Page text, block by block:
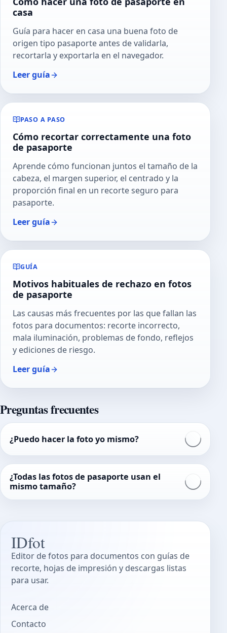
casa
Guía para hacer en casa una buena foto de
origen tipo pasaporte antes de validarla,
recortarla y exportarla en el navegador.
Leer guía
PASO A PASO
Cómo recortar correctamente una foto
de pasaporte
Aprende cómo funcionan juntos el tamaño de la
cabeza, el margen superior, el centrado y la
proporción final en un recorte seguro para
pasaporte.
Leer guía
GUÍA
Motivos habituales de rechazo en fotos
de pasaporte
Las causas más frecuentes por las que fallan las
fotos para documentos: recorte incorrecto,
mala iluminación, problemas de fondo, reflejos
y ediciones de riesgo.
Leer guía
Preguntas frecuentes
¿Puedo hacer la foto yo mismo?
¿Todas las fotos de pasaporte usan el
mismo tamaño?
IDfot
Editor de fotos para documentos con guías de
recorte, hojas de impresión y descargas listas
para usar.
Acerca de
Contacto